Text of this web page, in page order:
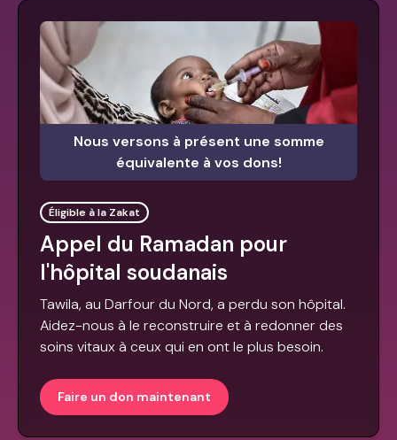
Nous versons à présent une somme
équivalente à vos dons!
Éligible à la Zakat
Appel du Ramadan pour
l'hôpital soudanais
Tawila, au Darfour du Nord, a perdu son hôpital.
Aidez-nous à le reconstruire et à redonner des
soins vitaux à ceux qui en ont le plus besoin.
Faire un don maintenant